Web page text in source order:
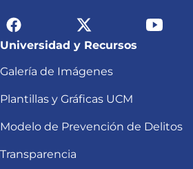
Universidad y Recursos
Galería de Imágenes
Plantillas y Gráficas UCM
Modelo de Prevención de Delitos
Transparencia